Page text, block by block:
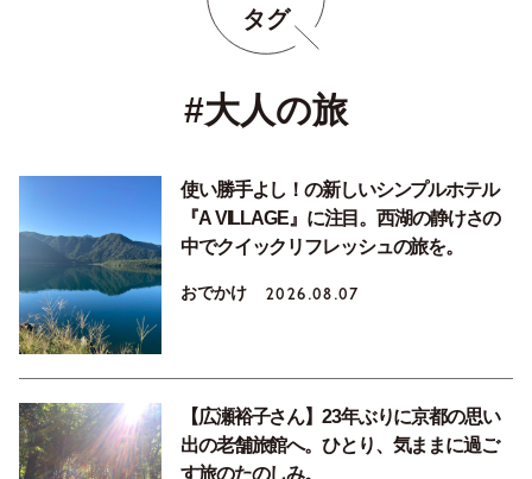
タグ
#大人の旅
使い勝手よし！の新しいシンプルホテル
『A VILLAGE』に注目。西湖の静けさの
中でクイックリフレッシュの旅を。
おでかけ 2026.08.07
【広瀬裕子さん】23年ぶりに京都の思い
出の老舗旅館へ。ひとり、気ままに過ご
す旅のたのしみ。